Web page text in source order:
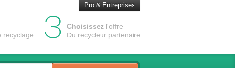
3 Choisissez l'offre
Du recycleur partenaire
recyclage
Pro & Entreprises